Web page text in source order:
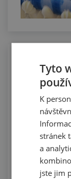
vlnovciTyto
K
stránek
a
jste jim